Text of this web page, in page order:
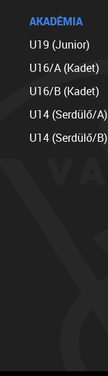
AKADÉMIA
U19 (Junior)
U16/A (Kadet)
U16/B (Kadet)
U14 (Serdülő/A)
U14 (Serdülő/B)